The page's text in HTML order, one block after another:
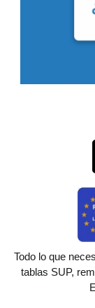
Todo lo que
tablas SUP,